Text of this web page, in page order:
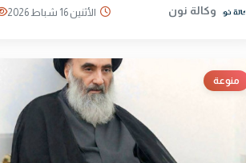
وكالة نون الأثنين 16 شباط 2026
منوعة